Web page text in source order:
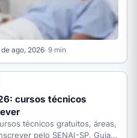
ago, 2026· 9 min
cursos técnicos
técnicos gratuitos, áreas,
pelo SENAI-SP. Guia